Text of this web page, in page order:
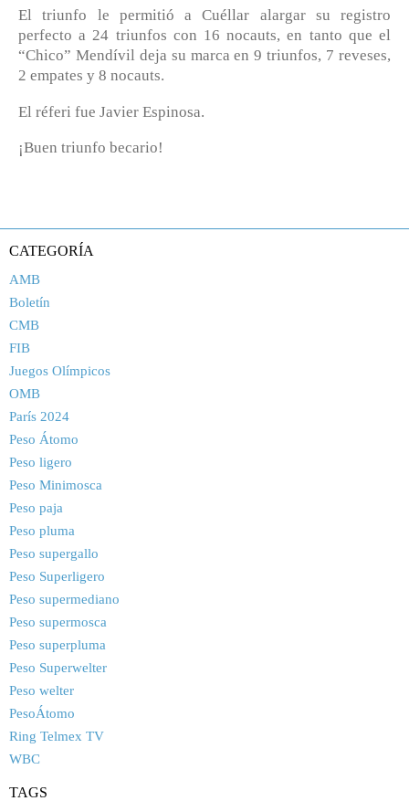
El triunfo le permitió a Cuéllar alargar su registro
perfecto a 24 triunfos con 16 nocauts, en tanto que el
“Chico” Mendívil deja su marca en 9 triunfos, 7 reveses,
2 empates y 8 nocauts.
El réferi fue Javier Espinosa.
¡Buen triunfo becario!
CATEGORÍA
AMB
Boletín
CMB
FIB
Juegos Olímpicos
OMB
París 2024
Peso Átomo
Peso ligero
Peso Minimosca
Peso paja
Peso pluma
Peso supergallo
Peso Superligero
Peso supermediano
Peso supermosca
Peso superpluma
Peso Superwelter
Peso welter
PesoÁtomo
Ring Telmex TV
WBC
TAGS